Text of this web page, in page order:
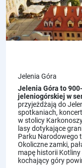
Jelenia Góra
Jelenia Góra to
jeleniogórskiej w
przyjeżdżają do
spotkaniach,
w stolicy
lasy dotykające
Parku Narodowego
Okolicznezamki,
mapę historii
kochający góry